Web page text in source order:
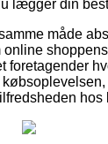
lægger din
måde
shoppens
foretagender
hos